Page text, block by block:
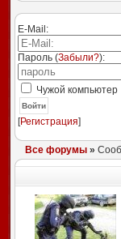
E-Mail:
Пароль (Забыли?):
Чужой компьютер
Войти
[Регистрация]
Все форумы»